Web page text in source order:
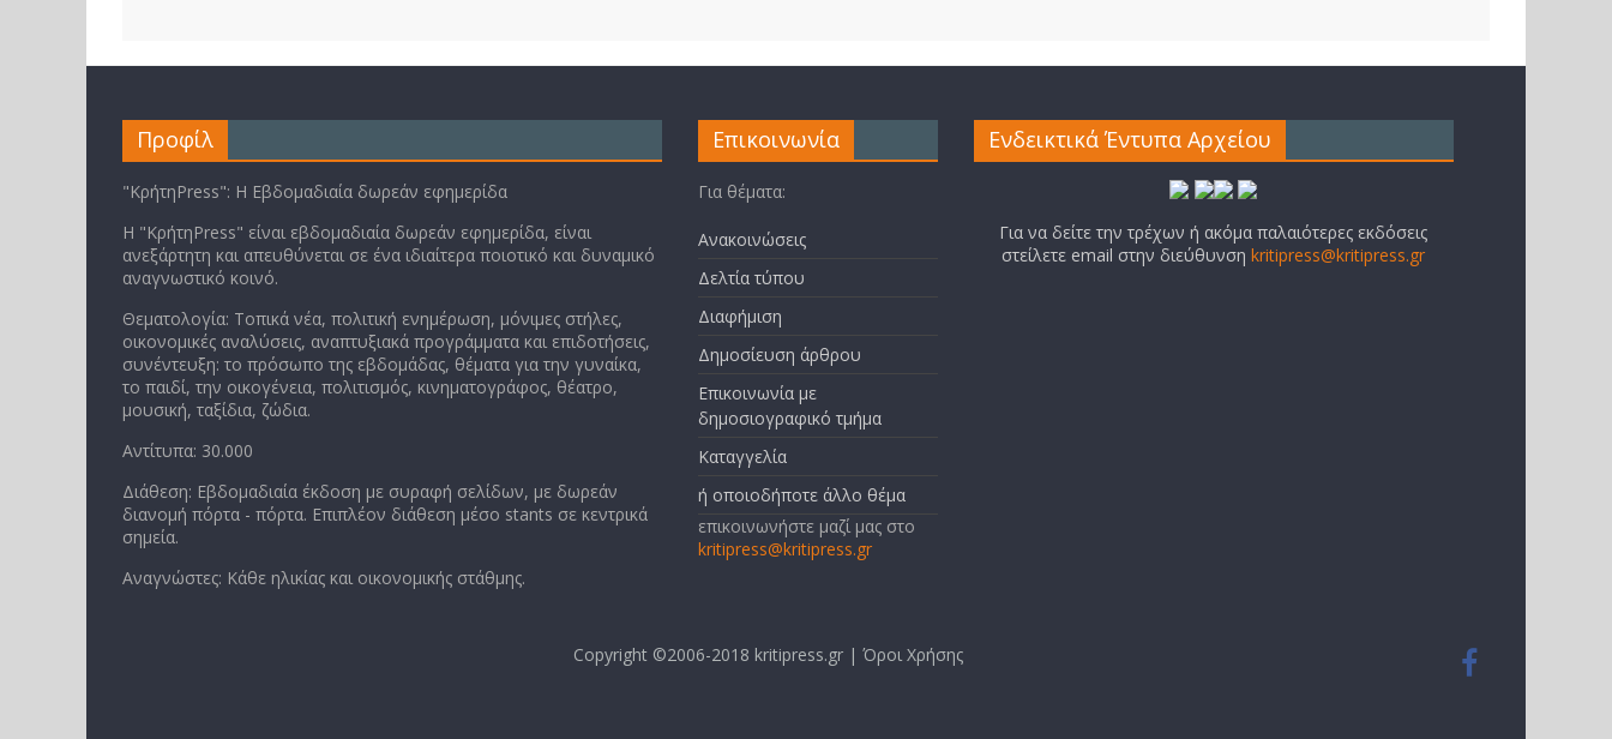
Προφίλ
"ΚρήτηPress": Η Εβδομαδιαία δωρεάν εφημερίδα
Η "ΚρήτηPress" είναι εβδομαδιαία δωρεάν εφημερίδα, είναι
ανεξάρτητη και απευθύνεται σε ένα ιδιαίτερα ποιοτικό και δυναμικό
αναγνωστικό κοινό.
Θεματολογία: Τοπικά νέα, πολιτική ενημέρωση, μόνιμες στήλες,
οικονομικές αναλύσεις, αναπτυξιακά προγράμματα και επιδοτήσεις,
συνέντευξη: το πρόσωπο της εβδομάδας, θέματα για την γυναίκα,
το παιδί, την οικογένεια, πολιτισμός, κινηματογράφος, θέατρο,
μουσική, ταξίδια, ζώδια.
Αντίτυπα: 30.000
Διάθεση: Εβδομαδιαία έκδοση με συραφή σελίδων, με δωρεάν
διανομή πόρτα - πόρτα. Επιπλέον διάθεση μέσο stants σε κεντρικά
σημεία.
Αναγνώστες: Κάθε ηλικίας και οικονομικής στάθμης.
Επικοινωνία
Για θέματα:
Ανακοινώσεις
Δελτία τύπου
Διαφήμιση
Δημοσίευση άρθρου
Επικοινωνία με
δημοσιογραφικό τμήμα
Καταγγελία
ή οποιοδήποτε άλλο θέμα
επικοινωνήστε μαζί μας στο
kritipress@kritipress.gr
Ενδεικτικά Έντυπα Αρχείου
Για να δείτε την τρέχων ή ακόμα παλαιότερες εκδόσεις
στείλετε email στην διεύθυνσηkritipress@kritipress.gr
Copyright ©2006-2018 kritipress.gr | Όροι Χρήσης